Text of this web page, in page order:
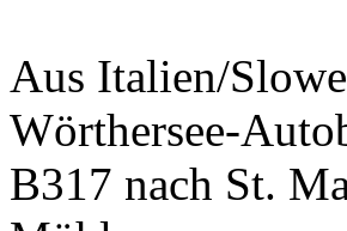
Aus Italien/
Wörthersee-
B317 nach St.